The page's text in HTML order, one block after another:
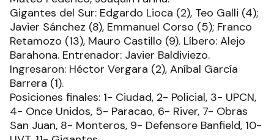
Gigantes del Sur: Edgardo Lioca (2), Teo Galli (4);
Javier Sánchez (8), Emmanuel Corso (5); Franco
Retamozo (13), Mauro Castillo (9). Líbero: Alejo
Barahona. Entrenador: Javier Baldiviezo.
Ingresaron: Héctor Vergara (2), Aníbal García
Barrera (1).
Posiciones finales: 1- Ciudad, 2- Policial, 3- UPCN,
4- Once Unidos, 5- Paracao, 6- River, 7- Obras
San Juan, 8- Monteros, 9- Defensore Banfield, 10-